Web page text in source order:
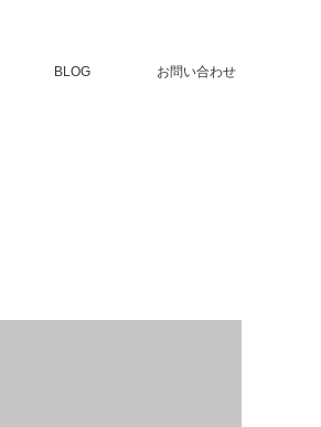
BLOG お問い合わせ